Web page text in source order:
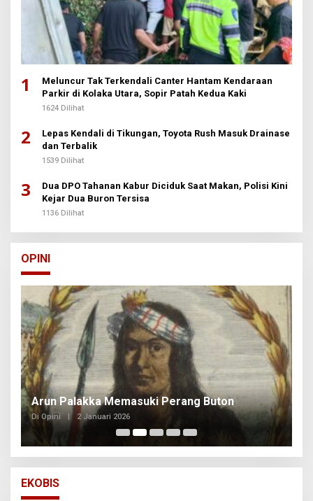
1
Meluncur Tak Terkendali Canter Hantam Kendaraan
Parkir di Kolaka Utara, Sopir Patah Kedua Kaki
1624 Dilihat
2
Lepas Kendali di Tikungan, Toyota Rush Masuk Drainase
dan Terbalik
1539 Dilihat
3
Dua DPO Tahanan Kabur Diciduk Saat Makan, Polisi Kini
Kejar Dua Buron Tersisa
1136 Dilihat
OPINI
Arun Palakka Memasuki Perang Buton
Di Opini 2 Januari 2026
EKOBIS